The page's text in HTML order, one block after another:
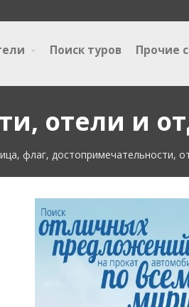
Поиск туров Прочие
отели и
флаг, достопримечательности,